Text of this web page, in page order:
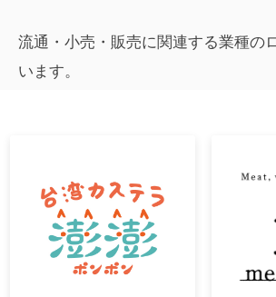
流通・小売・販売に関連する業種の
います。